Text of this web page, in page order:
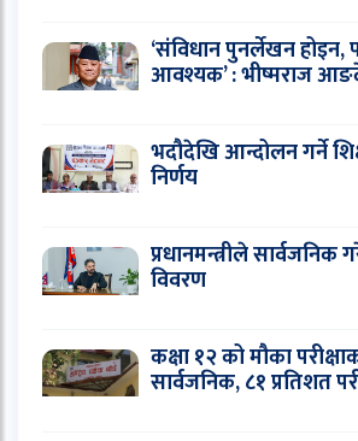
‘संविधान पुनर्लेखन होइन,
आवश्यक’ : भीष्मराज
भदौदेखि आन्दोलन गर्ने
निर्णय
प्रधानमन्त्रीले सार्वजनिक
विवरण
कक्षा १२ को मौका
सार्वजनिक, ८१ प्रतिशत